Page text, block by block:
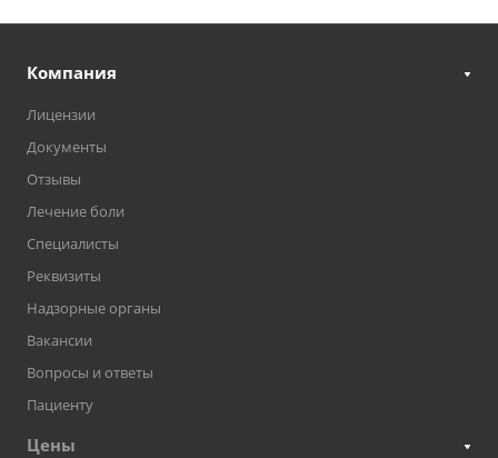
Компания
Лицензии
Документы
Отзывы
Лечение боли
Специалисты
Реквизиты
Надзорные органы
Вакансии
Вопросы и ответы
Пациенту
Цены